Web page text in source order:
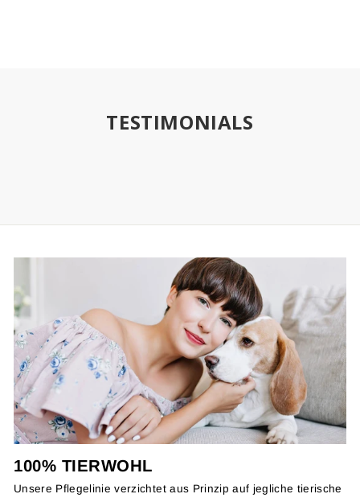
TESTIMONIALS
100% TIERWOHL
Unsere Pflegelinie verzichtet aus Prinzip auf jegliche tierische